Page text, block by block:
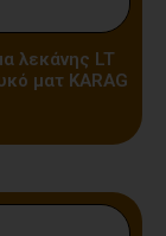
λεκάνης LT
ματ KARAG